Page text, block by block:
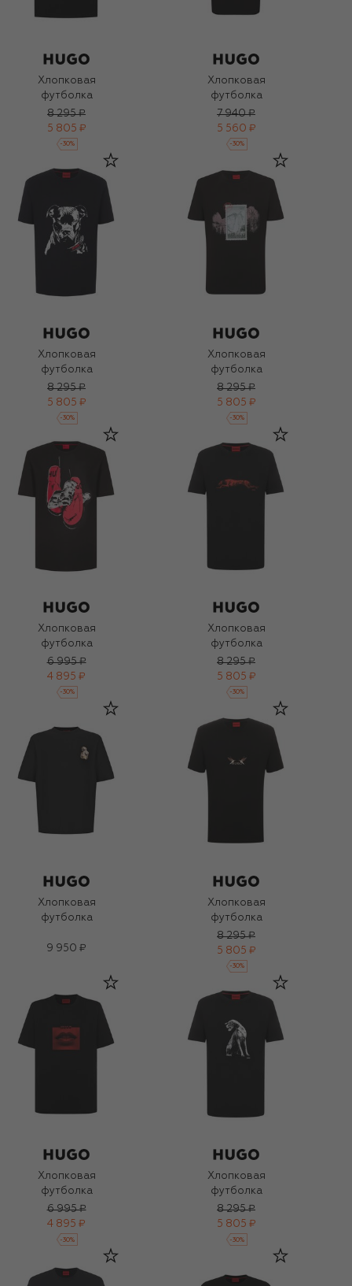
Хлопковая
футболка
8 295 ₽
5 805 ₽
-30%
Хлопковая
футболка
7 940 ₽
5 560 ₽
-30%
Хлопковая
футболка
8 295 ₽
5 805 ₽
-30%
Хлопковая
футболка
8 295 ₽
5 805 ₽
-30%
Хлопковая
футболка
6 995 ₽
4 895 ₽
-30%
Хлопковая
футболка
8 295 ₽
5 805 ₽
-30%
Хлопковая
футболка
9 950 ₽
Хлопковая
футболка
8 295 ₽
5 805 ₽
-30%
Хлопковая
футболка
6 995 ₽
4 895 ₽
-30%
Хлопковая
футболка
8 295 ₽
5 805 ₽
-30%